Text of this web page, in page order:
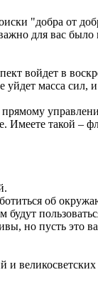
"добра от
для вас
войдет в
масса сил,
Имеете такой
об
пусть это
великосветских